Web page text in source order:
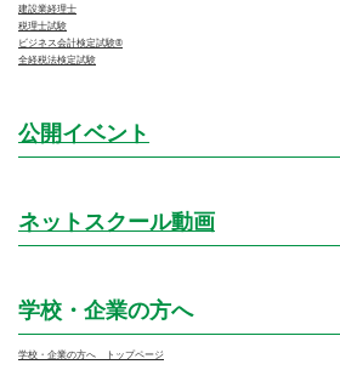
建設業経理士
税理士試験
ビジネス会計検定試験®
全経税法検定試験
公開イベント
ネットスクール動画
学校・企業の方へ
学校・企業の方へ トップページ